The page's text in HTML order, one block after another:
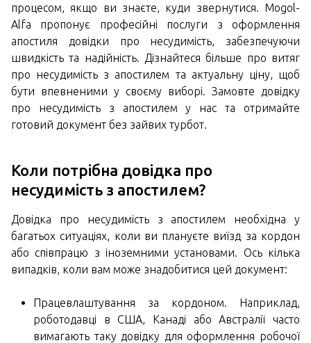
процесом, якщо ви знаєте, куди звернутися. Mogol-
Alfa пропонує професійні послуги з оформлення
апостиля довідки про несудимість, забезпечуючи
швидкість та надійність. Дізнайтеся більше про витяг
про несудимість з апостилем та актуальну ціну, щоб
бути впевненими у своєму виборі. Замовте довідку
про несудимість з апостилем у нас та отримайте
готовий документ без зайвих турбот.
Коли потрібна довідка про
несудимість з апостилем?
Довідка про несудимість з апостилем необхідна у
багатьох ситуаціях, коли ви плануєте виїзд за кордон
або співпрацю з іноземними установами. Ось кілька
випадків, коли вам може знадобитися цей документ:
Працевлаштування за кордоном. Наприклад,
роботодавці в США, Канаді або Австралії часто
вимагають таку довідку для оформлення робочої